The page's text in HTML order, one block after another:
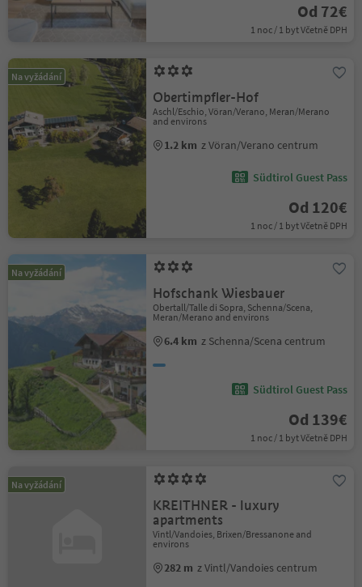
Od 72€
1 noc / 1 byt Včetně DPH
Na vyžádání
Obertimpfler-Hof
Aschl/Eschio, Vöran/Verano, Meran/Merano
and environs
1.2 km z Vöran/Verano centrum
Südtirol Guest Pass
Od 120€
1 noc / 1 byt Včetně DPH
Na vyžádání
Hofschank Wiesbauer
Obertall/Talle di Sopra, Schenna/Scena,
Meran/Merano and environs
6.4 km z Schenna/Scena centrum
Südtirol Guest Pass
Od 139€
1 noc / 1 byt Včetně DPH
Na vyžádání
KREITHNER - luxury
apartments
Vintl/Vandoies, Brixen/Bressanone and
environs
282 m z Vintl/Vandoies centrum